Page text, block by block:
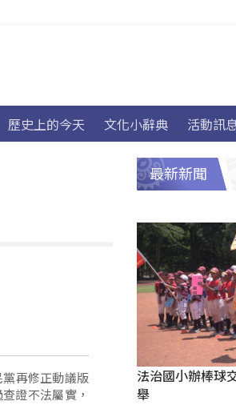
歷史上的今天 文化小辭典 活動訊
再修正動議版
證不法屬實，
最新新聞
法治國小辦棒球
舉